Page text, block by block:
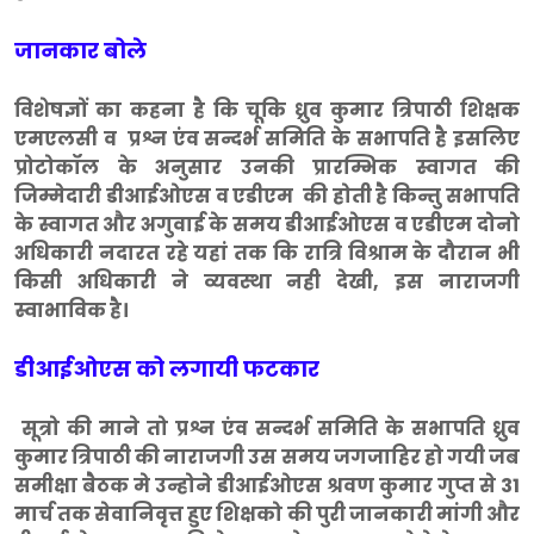
जानकार बोले
विशेषज्ञों का कहना है कि चूकि ध्रुव कुमार त्रिपाठी शिक्षक
एमएलसी व प्रश्न एंव सन्दर्भ समिति के सभापति है इसलिए
प्रोटोकॉल के अनुसार उनकी प्रारम्भिक स्वागत की
जिम्मेदारी डीआईओएस व एडीएम की होती है किन्तु सभापति
के स्वागत और अगुवाई के समय डीआईओएस व एडीएम दोनो
अधिकारी नदारत रहे यहां तक कि रात्रि विश्राम के दौरान भी
किसी अधिकारी ने व्यवस्था नही देखी, इस नाराजगी
स्वाभाविक है।
डीआईओएस को लगायी फटकार
सूत्रो की माने तो प्रश्न एंव सन्दर्भ समिति के सभापति ध्रुव
कुमार त्रिपाठी की नाराजगी उस समय जगजाहिर हो गयी जब
समीक्षा बैठक मे उन्होने डीआईओएस श्रवण कुमार गुप्त से 31
मार्च तक सेवानिवृत्त हुए शिक्षको की पुरी जानकारी मांगी और